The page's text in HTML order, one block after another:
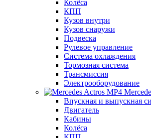
Колёса
КПП
Кузов внутри
Кузов снаружи
Подвеска
Рулевое управление
Система охлаждения
Тормозная система
Трансмиссия
Электрооборудование
Впускная и выпускная
Двигатель
Кабины
Колёса